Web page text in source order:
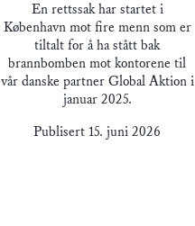
En rettssak har startet i
København mot fire menn som er
tiltalt for å ha stått bak
brannbomben mot kontorene til
vår danske partner Global Aktion i
januar 2025.
Publisert 15. juni 2026